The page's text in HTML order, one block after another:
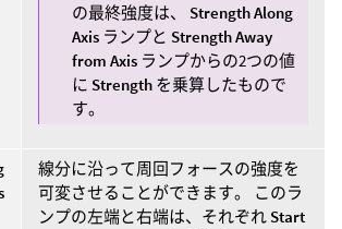
の最終強度は、 Strength Along
Axis ランプと Strength Away
from Axis ランプからの2つの値
に Strength を乗算したもので
す。
線分に沿って周回フォースの強度を
可変させることができます。 このラ
ンプの左端と右端は、それぞれ Start